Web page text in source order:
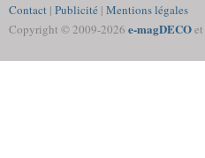
Contact | Publicité | Mentions légales
Copyright © 2009-2026 e-magDECOet